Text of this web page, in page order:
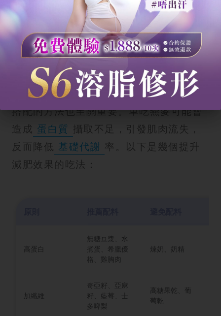
燕麥減肥法實戰：如何吃才有效？
要透過食燕麥來 瘦身 ，除了選對種類，
搭配的方法也至關重要。單吃燕麥可能會
造成 蛋白質 攝取不足，引發肌肉流失，
反而降低 基礎代謝 率。以下是幾個提升
減肥效果的吃法：
高蛋白
無糖豆漿、水
煮蛋、希臘優
格、雞胸肉
煉奶、奶精
加纖維
奇亞籽、亞麻
籽、藍莓、士
多啤梨
高糖果乾、葡
萄乾